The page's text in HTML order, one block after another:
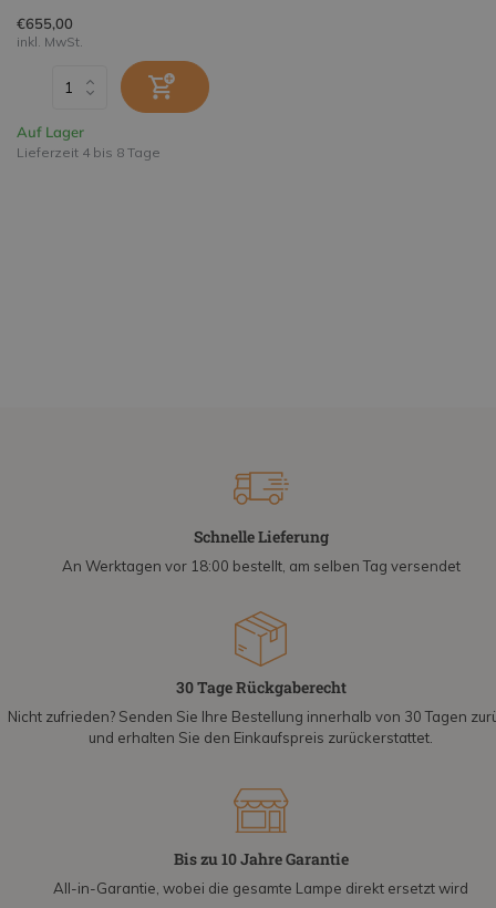
€655,00
inkl. MwSt.
Auf Lager
Lieferzeit 4 bis 8 Tage
Schnelle Lieferung
An Werktagen vor 18:00 bestellt, am selben Tag versendet
30 Tage Rückgaberecht
Nicht zufrieden? Senden Sie Ihre Bestellung innerhalb von 30 Tagen
und erhalten Sie den Einkaufspreis zurückerstattet.
Bis zu 10 Jahre Garantie
All-in-Garantie, wobei die gesamte Lampe direkt ersetzt wird